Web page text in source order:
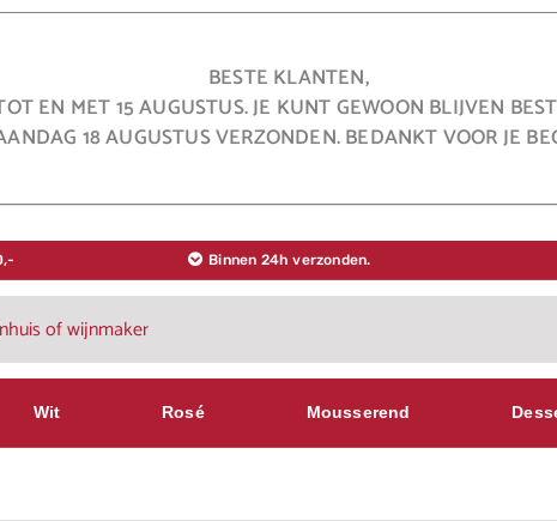
BESTE KLANTEN,
EN MET 15 AUGUSTUS. JE KUNT GEWOON BLIJVEN
18 AUGUSTUS VERZONDEN. BEDANKT VOOR JE
Binnen 24h verzonden.
Wit Rosé Mousserend